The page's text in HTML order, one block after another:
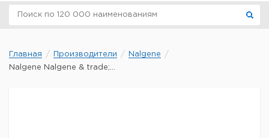
Главная Производители
Nalgene
Nalgene Nalgene & trade;...